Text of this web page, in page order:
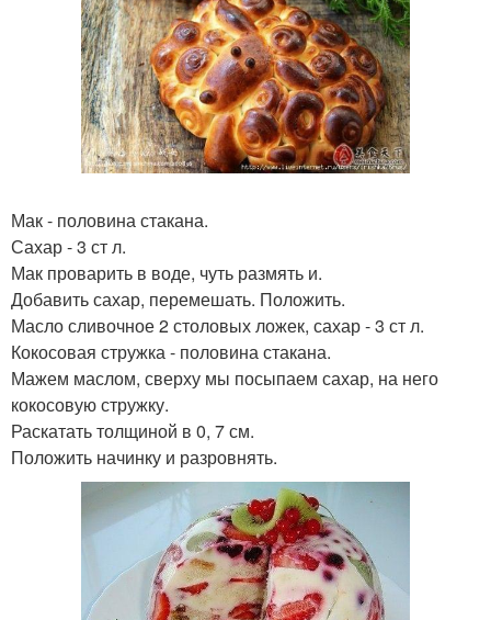
Мак - половина стакана.
Сахар - 3 ст л.
Мак проварить в воде, чуть размять и.
Добавить сахар, перемешать. Положить.
Масло сливочное 2 столовых ложек, сахар - 3 ст л.
Кокосовая стружка - половина стакана.
Мажем маслом, сверху мы посыпаем сахар, на него
кокосовую стружку.
Раскатать толщиной в 0, 7 см.
Положить начинку и разровнять.